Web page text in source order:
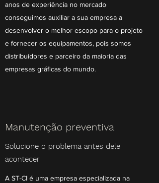
anos de experiência no mercado
conseguimos auxiliar a sua empresa a
desenvolver o melhor escopo para o projeto
e fornecer os equipamentos, pois somos
distribuidores e parceiro da maioria das
empresas gráficas do mundo.
Manutenção preventiva
Solucione o problema antes dele
acontecer
A ST-CI é uma empresa especializada na